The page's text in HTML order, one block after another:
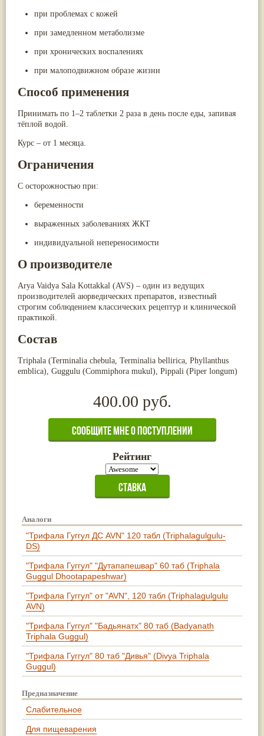
при проблемах с кожей
при замедленном метаболизме
при хронических воспалениях
при малоподвижном образе жизни
Способ применения
Принимать по 1–2 таблетки 2 раза в день после еды, запивая
тёплой водой.
Курс – от 1 месяца.
Ограничения
С осторожностью при:
беременности
выраженных заболеваниях ЖКТ
индивидуальной непереносимости
О производителе
Arya Vaidya Sala Kottakkal (AVS) – один из ведущих
производителей аюрведических препаратов, известный
строгим соблюдением классических рецептур и клинической
практикой.
Состав
Triphala (Terminalia chebula, Terminalia bellirica, Phyllanthus
emblica), Guggulu (Commiphora mukul), Pippali (Piper longum)
400.00 руб.
Рейтинг
Аналоги
"Трифала Гуггул ДС AVN" 120 табл (Triphalagulgulu-
DS)
"Трифала Гуггул" "Дутапапешвар" 60 таб (Triphala
Guggul Dhootapapeshwar)
"Трифала Гуггул" от "AVN", 120 табл (Triphalagulgulu
AVN)
"Трифала Гуггул" "Бадьянатх" 80 таб (Badyanath
Triphala Guggul)
"Трифала Гуггул" 80 таб "Дивья" (Divya Triphala
Guggul)
Предназначение
Слабительное
Для пищеварения